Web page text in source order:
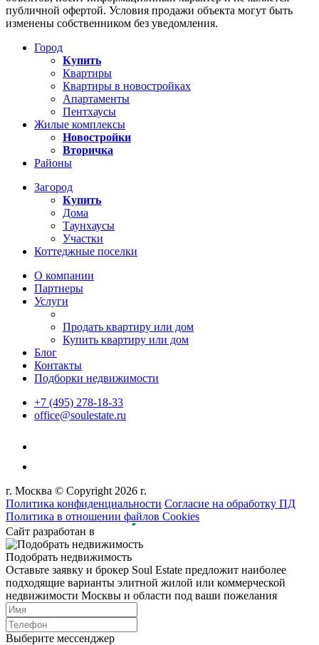
публичной офертой. Условия продажи объекта могут быть
изменены собственником без уведомления.
Город
Купить
Квартиры
Квартиры в новостройках
Апартаменты
Пентхаусы
Жилые комплексы
Новостройки
Вторичка
Районы
Загород
Купить
Дома
Таунхаусы
Участки
Коттеджные поселки
О компании
Партнеры
Услуги
Продать квартиру или дом
Купить квартиру или дом
Блог
Контакты
Подборки недвижимости
+7 (495) 278-18-33
office@soulestate.ru
г. Москва © Copyright 2026 г.
Политика конфиденциальности Согласие на обработку ПД
Политика в отношении файлов Cookies
Сайт разработан в
Подобрать недвижимость
Оставьте заявку и брокер Soul Estate предложит наиболее
подходящие варианты элитной жилой или коммерческой
недвижимости Москвы и области под ваши пожелания
Выберите мессенджер